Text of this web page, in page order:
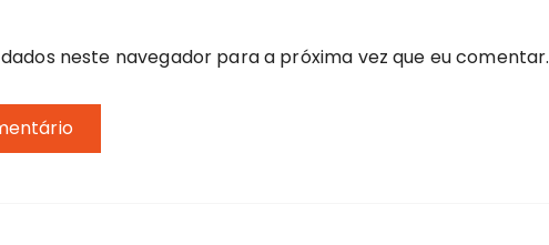
neste navegador para a próxima vez que eu comentar.